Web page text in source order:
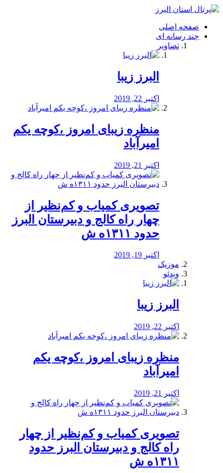
فصد
شرق
تهران
خشکشویی
صفحه اصلی
چند رسانه ای
تصاویر
البرز زیبا
اکتبر 22, 2019
منظره‌‌ زیبای امروز ،کوچه یکم
امیرآباد
اکتبر 21, 2019
️تصویری کمیاب و کم‌نظیر از
چهار راه كالج و دبيرستان البرز
حدود ۱۳۱۱ه ش
اکتبر 19, 2019
موزیک
ویدئو
البرز زیبا
اکتبر 22, 2019
منظره‌‌ زیبای امروز ،کوچه یکم
امیرآباد
اکتبر 21, 2019
️تصویری کمیاب و کم‌نظیر از چهار
راه كالج و دبيرستان البرز حدود
۱۳۱۱ه ش